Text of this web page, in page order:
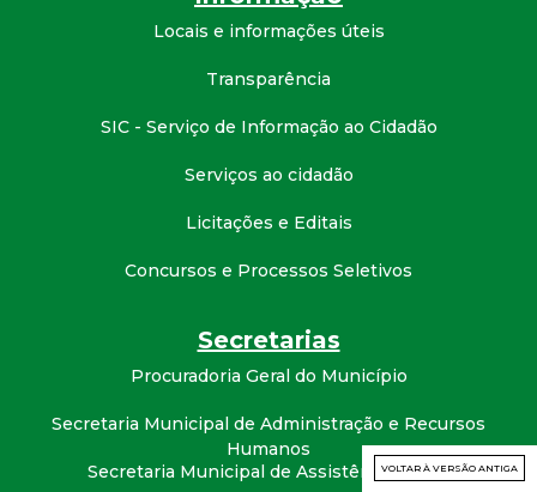
VOLTAR À VERSÃO ANTIGA
Locais e informações úteis
Transparência
SIC - Serviço de Informação ao Cidadão
Serviços ao cidadão
Licitações e Editais
Concursos e Processos Seletivos
Secretarias
Procuradoria Geral do Município
Secretaria Municipal de Administração e Recursos
Humanos
Secretaria Municipal de Assistência Social